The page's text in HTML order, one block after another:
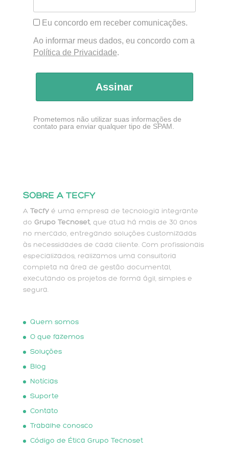
Eu concordo em receber comunicações.
Ao informar meus dados, eu concordo com a
Política de Privacidade.
Assinar
Prometemos não utilizar suas informações de
contato para enviar qualquer tipo de SPAM.
SOBRE A TECFY
A Tecfyé uma empresa de tecnologia integrante
do Grupo Tecnoset, que atua há mais de 30 anos
no mercado, entregando soluções customizadas
às necessidades de cada cliente. Com profissionais
especializados, realizamos uma consultoria
completa na área de gestão documental,
executando os projetos de forma ágil, simples e
segura.
Quem somos
O que fazemos
Soluções
Blog
Notícias
Suporte
Contato
Trabalhe conosco
Código de Ética Grupo Tecnoset